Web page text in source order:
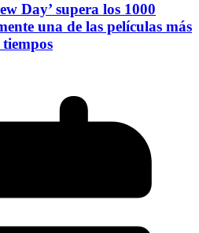
Day’ supera los 1000
una de las películas más